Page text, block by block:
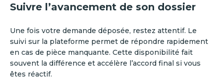
Suivre l’avancement de son dossier
Une fois votre demande déposée, restez attentif. Le
suivi sur la plateforme permet de répondre rapidement
en cas de pièce manquante. Cette disponibilité fait
souvent la différence et accélère l’accord final si vous
êtes réactif.